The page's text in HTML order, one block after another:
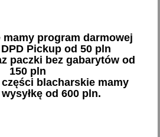
zł brutto
Dodaj
- +
mamy program darmowej
Pickup od 50 pln
paczki bez gabarytów od
150 pln
blacharskie mamy
od 600 pln.